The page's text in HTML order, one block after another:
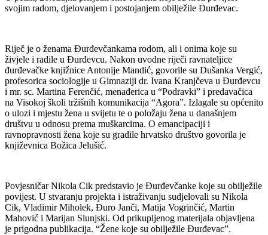
svojim radom, djelovanjem i postojanjem obilježile Đurđevac.
Riječ je o ženama Đurđevčankama rodom, ali i onima koje su
živjele i radile u Đurđevcu. Nakon uvodne riječi ravnateljice
đurđevačke knjižnice Antonije Mandić, govorile su Dušanka Vergić,
profesorica sociologije u Gimnaziji dr. Ivana Kranjčeva u Đurđevcu
i mr. sc. Martina Ferenčić, menađerica u “Podravki” i predavačica
na Visokoj školi tržišnih komunikacija “Agora”. Izlagale su općenito
o ulozi i mjestu žena u svijetu te o položaju žena u današnjem
društvu u odnosu prema muškarcima. O emancipaciji i
ravnopravnosti žena koje su gradile hrvatsko društvo govorila je
književnica Božica Jelušić.
Povjesničar Nikola Cik predstavio je Đurđevčanke koje su obilježile
povijest. U stvaranju projekta i istraživanju sudjelovali su Nikola
Cik, Vladimir Miholek, Đuro Janči, Matija Vogrinčić, Martin
Mahović i Marijan Slunjski. Od prikupljenog materijala objavljena
je prigodna publikacija. “Žene koje su obilježile Đurđevac”.